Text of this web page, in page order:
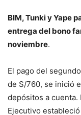
BIM, Tunki y Yape
entrega del bono
noviembre.
El pago del
de S/760, se inició
depósitos a cuenta.
Ejecutivo